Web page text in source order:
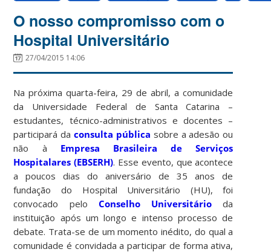
O nosso compromisso com o
Hospital Universitário
27/04/2015 14:06
Na próxima quarta-feira, 29 de abril, a comunidade
da Universidade Federal de Santa Catarina –
estudantes, técnico-administrativos e docentes –
participará daconsulta pública sobre a adesão ou
não à Empresa Brasileira de Serviços
Hospitalares (EBSERH). Esse evento, que acontece
a poucos dias do aniversário de 35 anos de
fundação do Hospital Universitário (HU), foi
convocado pelo Conselho Universitárioda
instituição após um longo e intenso processo de
debate. Trata-se de um momento inédito, do qual a
comunidade é convidada a participar de forma ativa,